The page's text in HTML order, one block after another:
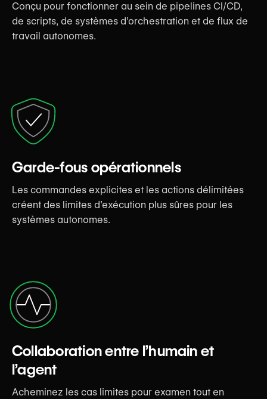
Conçu pour fonctionner au sein de pipelines CI/CD,
de scripts, de systèmes d’orchestration et de flux de
travail autonomes.
Garde-fous opérationnels
Les commandes explicites et les actions délimitées
créent des limites d’exécution plus sûres pour les
systèmes autonomes.
Collaboration entre l’humain et
l’agent
Acheminez les cas limites pour examen tout en